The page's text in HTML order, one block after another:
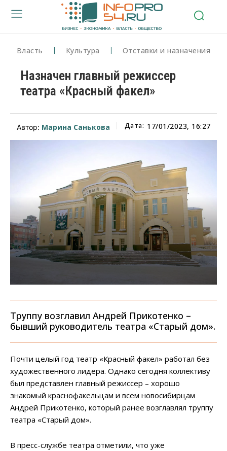
Власть Культура Отставки и назначения
Назначен главный режиссер
театра «Красный факел»
Автор: Марина Санькова Дата: 17/01/2023, 16:27
Труппу возглавил Андрей Прикотенко –
бывший руководитель театра «Старый дом».
Почти целый год театр «Красный факел» работал без
художественного лидера. Однако сегодня коллективу
был представлен главный режиссер – хорошо
знакомый краснофакельцам и всем новосибирцам
Андрей Прикотенко, который ранее возглавлял труппу
театра «Старый дом».
В пресс-службе театра отметили, что уже